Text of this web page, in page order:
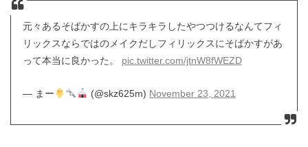
元々あるそばかすの上にキラキラしたやつつけるなんてフィ
リックスならではのメイクだしフィリックスにそばかすがあ
って本当に良かった。 pic.twitter.com/jtnW8fWEZD
— まー (@skz625m) November 23, 2021